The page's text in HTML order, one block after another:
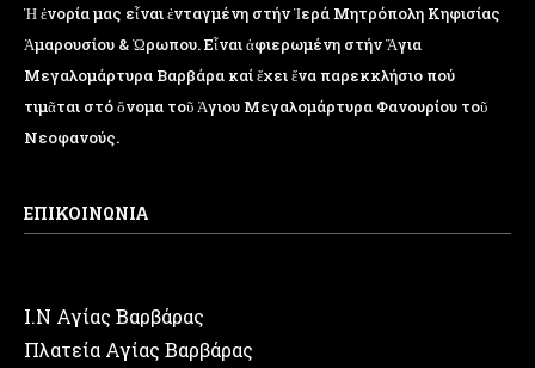
Ἡ ἐνορία μας εἶναι ἐνταγμένη στήν Ἱερά Μητρόπολη Κηφισίας
Ἁμαρουσίου & Ὠρωπου. Εἶναι ἀφιερωμένη στήν Ἅγια
Μεγαλομάρτυρα Βαρβάρα καί ἔχει ἕνα παρεκκλήσιο πού
τιμᾶται στό ὄνομα τοῦ Ἁγιου Μεγαλομάρτυρα Φανουρίου τοῦ
Νεοφανούς.
ΕΠΙΚΟΙΝΩΝΙΑ
Ι.Ν Αγίας Βαρβάρας
Πλατεία Αγίας Βαρβάρας